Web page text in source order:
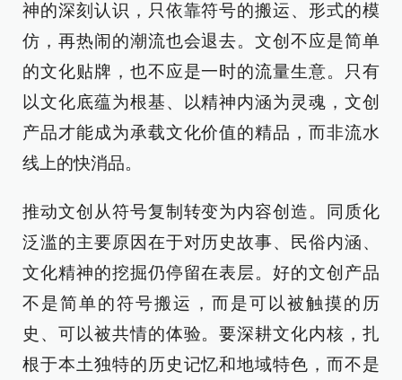
神的深刻认识，只依靠符号的搬运、形式的模
仿，再热闹的潮流也会退去。文创不应是简单
的文化贴牌，也不应是一时的流量生意。只有
以文化底蕴为根基、以精神内涵为灵魂，文创
产品才能成为承载文化价值的精品，而非流水
线上的快消品。
推动文创从符号复制转变为内容创造。同质化
泛滥的主要原因在于对历史故事、民俗内涵、
文化精神的挖掘仍停留在表层。好的文创产品
不是简单的符号搬运，而是可以被触摸的历
史、可以被共情的体验。要深耕文化内核，扎
根于本土独特的历史记忆和地域特色，而不是